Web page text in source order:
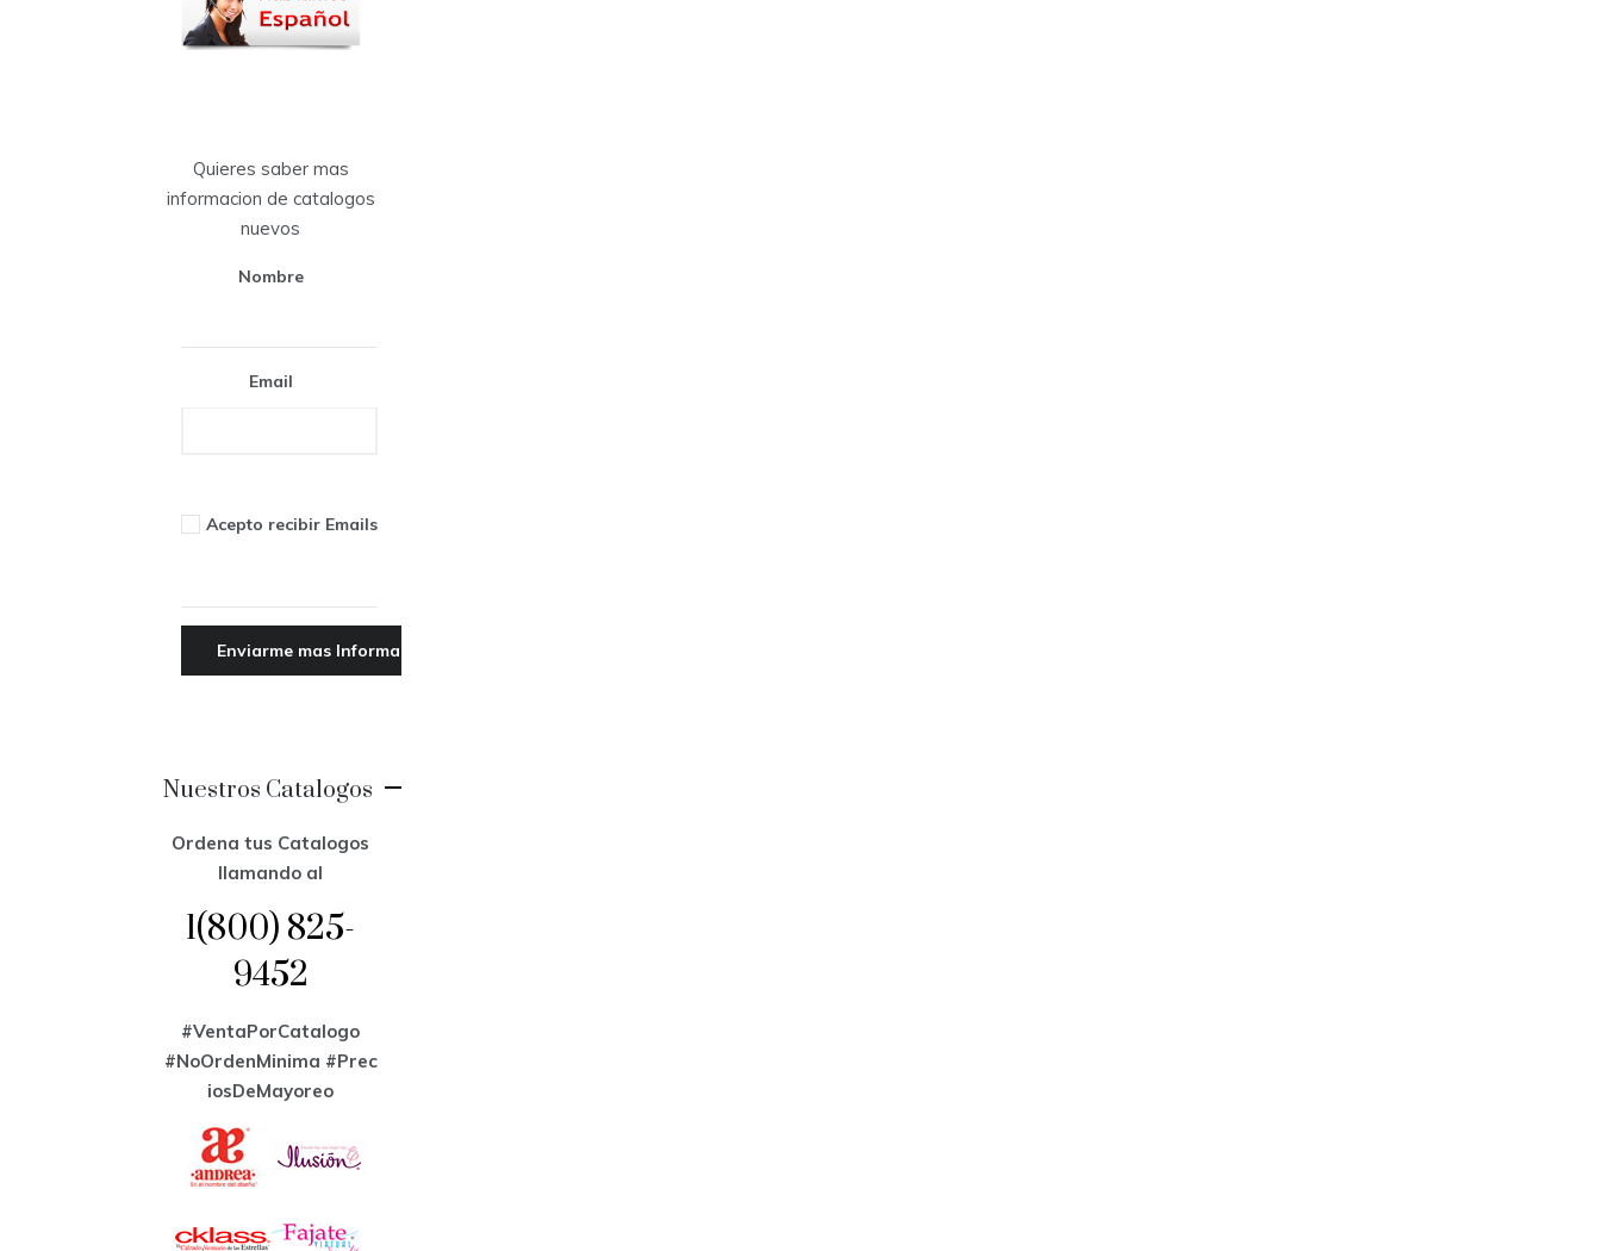
Quieres saber mas
informacion de catalogos
nuevos
Nombre
Email
Acepto recibir Emails
Nuestros Catalogos
Ordena tus Catalogos
llamando al
1(800) 825-
9452
#VentaPorCatalogo
#NoOrdenMinima #Prec
iosDeMayoreo